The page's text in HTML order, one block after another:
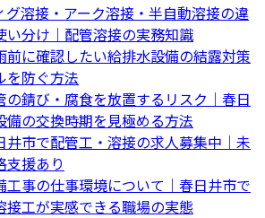
グ溶接・アーク溶接・半自動溶接の違
い分け｜配管溶接の実務知識
前に確認したい給排水設備の結露対策
を防ぐ方法
の錆び・腐食を放置するリスク｜春日
備の交換時期を見極める方法
井市で配管工・溶接の求人募集中｜未
支援あり
工事の仕事環境について｜春日井市で
接工が実感できる職場の実態